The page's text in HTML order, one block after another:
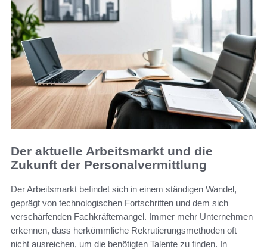
Der aktuelle Arbeitsmarkt und die
Zukunft der Personalvermittlung
Der Arbeitsmarkt befindet sich in einem ständigen Wandel,
geprägt von technologischen Fortschritten und dem sich
verschärfenden Fachkräftemangel. Immer mehr Unternehmen
erkennen, dass herkömmliche Rekrutierungsmethoden oft
nicht ausreichen, um die benötigten Talente zu finden. In